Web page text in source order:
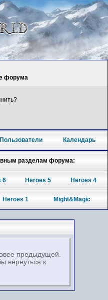
форума
Пользователи Календарь
разделам форума:
6 Heroes 5 Heroes 4
Heroes 1 Might&Magic
предыдущей.
вернуться к